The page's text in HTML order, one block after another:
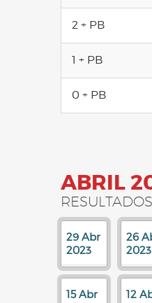
2 + PB
1 + PB
0 + PB
ABRIL
29 Abr
2023
26
2023
15 Abr
12